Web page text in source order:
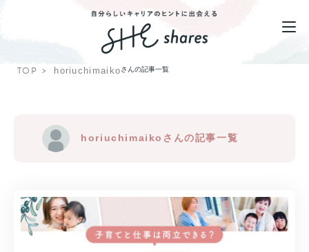
TOP horiuchimaikoさんの記事一覧
horiuchimaikoさんの記事一覧